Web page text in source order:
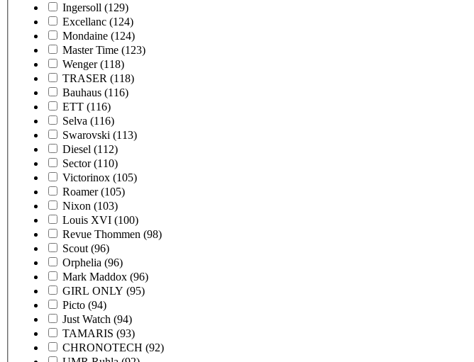
Ingersoll (129)
Excellanc (124)
Mondaine (124)
Master Time (123)
Wenger (118)
TRASER (118)
Bauhaus (116)
ETT (116)
Selva (116)
Swarovski (113)
Diesel (112)
Sector (110)
Victorinox (105)
Roamer (105)
Nixon (103)
Louis XVI (100)
Revue Thommen (98)
Scout (96)
Orphelia (96)
Mark Maddox (96)
GIRL ONLY (95)
Picto (94)
Just Watch (94)
TAMARIS (93)
CHRONOTECH (92)